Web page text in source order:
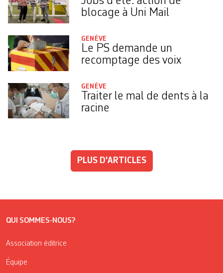
blocage à Uni Mail
GENÈVE
Le PS demande un
recomptage des voix
GENÈVE
Traiter le mal de dents à la
racine
PLUS D'ARTICLES
QUI SOMMES-NOUS?
Association éditrice
Équipe